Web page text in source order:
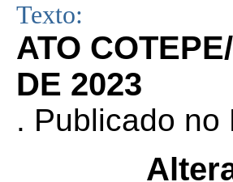
Texto:
ATO
DE 2023
. Publicado no